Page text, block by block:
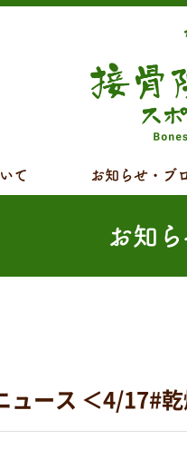
て お知らせ・ブ
お知
ス ＜4/17#乾